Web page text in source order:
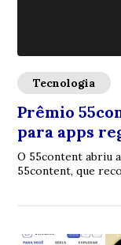
Tecnologia
Prêmio
para apps
O 55content abriu
55content, que